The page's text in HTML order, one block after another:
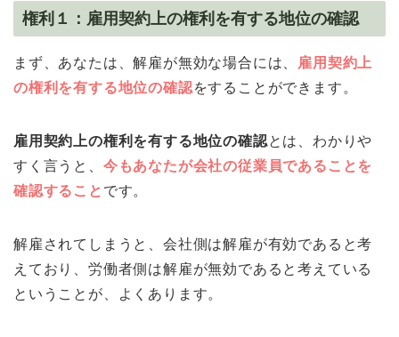
権利１：雇用契約上の権利を有する地位の確認
まず、あなたは、解雇が無効な場合には、
雇用契約上
の権利を有する地位の確認をすることができます。
雇用契約上の権利を有する地位の確認とは、わかりや
すく言うと、 今もあなたが会社の従業員であることを
確認すること です。
解雇されてしまうと、会社側は解雇が有効であると考
えており、労働者側は解雇が無効であると考えている
ということが、よくあります。